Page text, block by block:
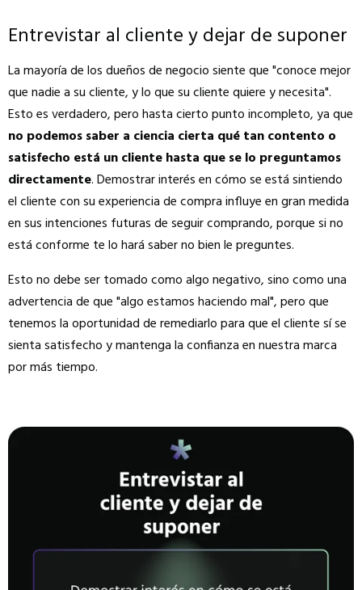
Entrevistar al cliente y dejar de suponer
La mayoría de los dueños de negocio siente que "conoce mejor
que nadie a su cliente, y lo que su cliente quiere y necesita".
Esto es verdadero, pero hasta cierto punto incompleto, ya que
no podemos saber a ciencia cierta qué tan contento o
satisfecho está un cliente hasta que se lo preguntamos
directamente. Demostrar interés en cómo se está sintiendo
el cliente con su experiencia de compra influye en gran medida
en sus intenciones futuras de seguir comprando, porque si no
está conforme te lo hará saber no bien le preguntes.
Esto no debe ser tomado como algo negativo, sino como una
advertencia de que "algo estamos haciendo mal", pero que
tenemos la oportunidad de remediarlo para que el cliente sí se
sienta satisfecho y mantenga la confianza en nuestra marca
por más tiempo.